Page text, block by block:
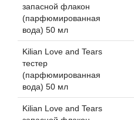
запасной флакон
(парфюмированная
вода) 50 мл
Kilian Love and Tears
тестер
(парфюмированная
вода) 50 мл
Kilian Love and Tears
Alexander McQueen
Alexandre Barthet
Alexandre J
Alfred Dunhill